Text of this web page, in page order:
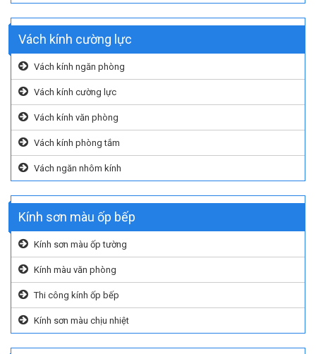
Vách kính cường lực
Vách kính ngăn phòng
Vách kính cường lực
Vách kính văn phòng
Vách kính phòng tắm
Vách ngăn nhôm kính
Kính sơn màu ốp bếp
Kính sơn màu ốp tường
Kính màu văn phòng
Thi công kính ốp bếp
Kính sơn màu chịu nhiệt